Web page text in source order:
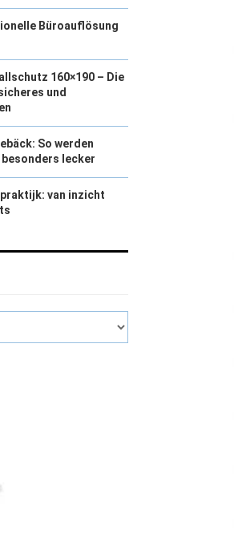
Büroauflösung
160×190 – Die
und
So werden
lecker
van inzicht